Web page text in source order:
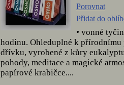
Porovnat
Přidat do
• vonné
hodinu. Ohleduplné k přírodnímu
dřívku, vyrobené z kůry
pohody, meditace a magické
papírové krabičce....